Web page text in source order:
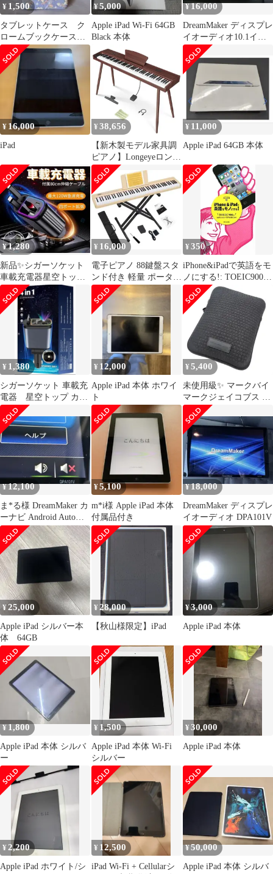
¥ 1,500
タブレットケース ク
ロームブックケース
ゆめかわ 水色 ハン
ドメイド
¥5,000
Apple iPad Wi-Fi 64GB
Black 本体
¥16,000
DreamMaker ディスプレ
イオーディオ10.1イン
チ DPA101V 本体
¥ 16,000
iPad
¥ 38,656
【新木製モデル家具調
ピアノ】Longeyeロンア
イ電子ピアノ88鍵盤
MOODスタンド一体型
10W出力日本語表記
MIDI対応二つヘッドホ
ン同時使レトロ風10mm
ストローク380種類音色
移調DREAM音源初心者
練習…
¥ 11,000
Apple iPad 64GB 本体
¥1,280
新品✨シガーソケット
車載充電器星空トップ
カーチャージャー 携帯
電話超高速充電
¥ 16,000
電子ピアノ 88鍵盤スタ
ンド付き 軽量 ポータブ
ル 88鍵 ペダル付き ベ
ージュ
¥350
iPhone&iPadで英語をモ
ノにする!: TOEIC900点
も夢じゃない学習法教
えます／井上 大輔
¥ 1,380
シガーソケット 車載充
電器 星空トップ カー
チャージャー 携帯電話
超高速充電
¥ 12,000
Apple iPad 本体 ホワイ
ト
¥ 5,400
未使用級✨️ マークバイ
マークジェイコブス ケ
ース タブレット
M6121610
¥12,100
ま*る様 DreamMaker カ
ーナビ Android Auto対
応
¥5,100
m*i様 Apple iPad 本体
付属品付き
¥18,000
DreamMaker ディスプレ
イオーディオ DPA101V
¥25,000
Apple iPad シルバー本
体 64GB
¥ 28,000
【秋山様限定】iPad
¥3,000
Apple iPad 本体
¥1,800
Apple iPad 本体 シルバ
ー
¥ 1,500
Apple iPad 本体 Wi-Fi
シルバー
¥30,000
Apple iPad 本体
¥ 2,200
Apple iPad ホワイト/シ
¥ 12,500
iPad Wi-Fi + Cellularシ
¥50,000
Apple iPad 本体 シルバ